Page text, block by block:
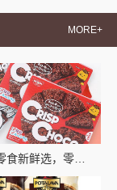
MORE+